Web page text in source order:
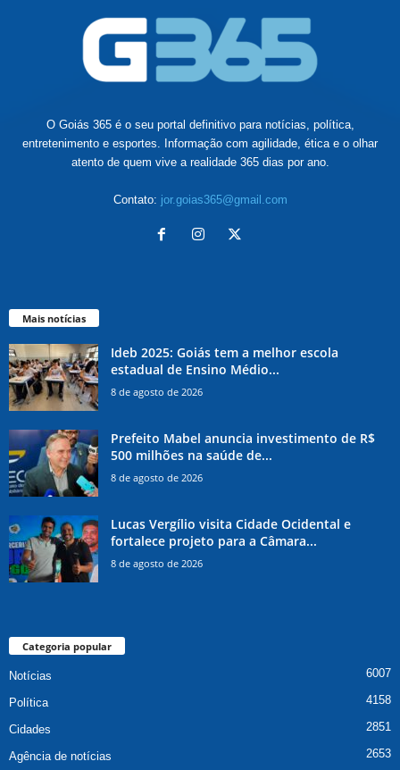
O Goiás 365 é o seu portal definitivo para notícias, política,
entretenimento e esportes. Informação com agilidade, ética e o olhar
atento de quem vive a realidade 365 dias por ano.
Contato: jor.goias365@gmail.com
Mais notícias
Ideb 2025: Goiás tem a melhor escola
estadual de Ensino Médio...
8 de agosto de 2026
Prefeito Mabel anuncia investimento de R$
500 milhões na saúde de...
8 de agosto de 2026
Lucas Vergílio visita Cidade Ocidental e
fortalece projeto para a Câmara...
8 de agosto de 2026
Categoria popular
Notícias 6007
Política 4158
Cidades 2851
Agência de notícias 2653